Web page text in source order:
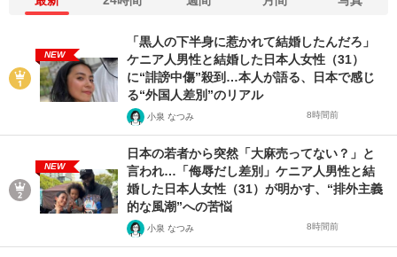
NEW
「黒人の下半身に惹かれて結婚したんだろ」
ケニア人男性と結婚した日本人女性（31）
に“誹謗中傷”殺到…本人が語る、日本で感じ
る“外国人差別”のリアル
小泉 なつみ 8時間前
NEW
日本の若者から突然「大麻売ってない？」と
言われ…「侮辱だし差別」ケニア人男性と結
婚した日本人女性（31）が明かす、“排外主義
的な風潮”への苦悩
小泉 なつみ 8時間前